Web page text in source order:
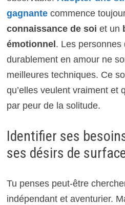
gagnantecommence
connaissance de soi et un
émotionnel . Les personnes
durablement en amour ne
meilleures techniques. Ce
qu’elles veulent vraiment et
par peur de la solitude.
Identifier ses
ses désirs de
Tu penses peut-être
indépendant et aventurier.